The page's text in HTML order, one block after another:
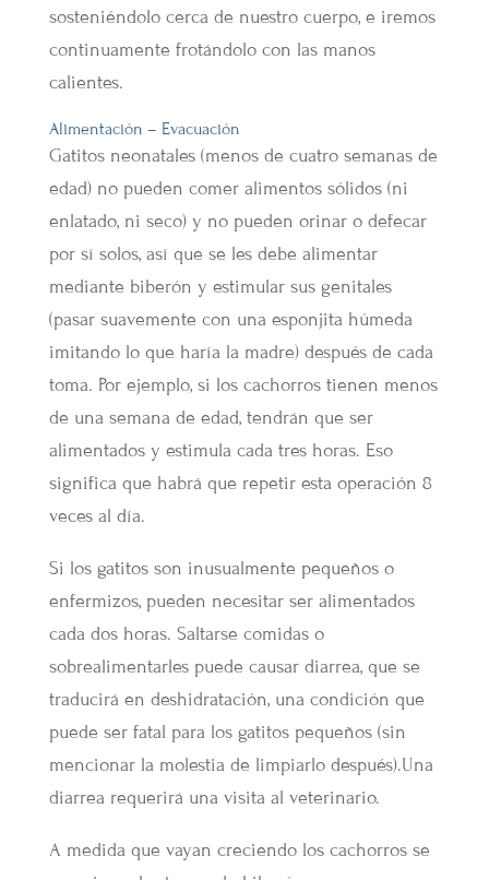
sosteniéndolo cerca de nuestro cuerpo, e iremos
continuamente frotándolo con las manos
calientes.
Alimentación – Evacuación
Gatitos neonatales (menos de cuatro semanas de
edad) no pueden comer alimentos sólidos (ni
enlatado, ni seco) y no pueden orinar o defecar
por sí solos, así que se les debe alimentar
mediante biberón y estimular sus genitales
(pasar suavemente con una esponjita húmeda
imitando lo que haría la madre) después de cada
toma. Por ejemplo, si los cachorros tienen menos
de una semana de edad, tendrán que ser
alimentados y estimula cada tres horas. Eso
significa que habrá que repetir esta operación 8
veces al día.
Si los gatitos son inusualmente pequeños o
enfermizos, pueden necesitar ser alimentados
cada dos horas. Saltarse comidas o
sobrealimentarles puede causar diarrea, que se
traducirá en deshidratación, una condición que
puede ser fatal para los gatitos pequeños (sin
mencionar la molestia de limpiarlo después).Una
diarrea requerirá una visita al veterinario.
A medida que vayan creciendo los cachorros se